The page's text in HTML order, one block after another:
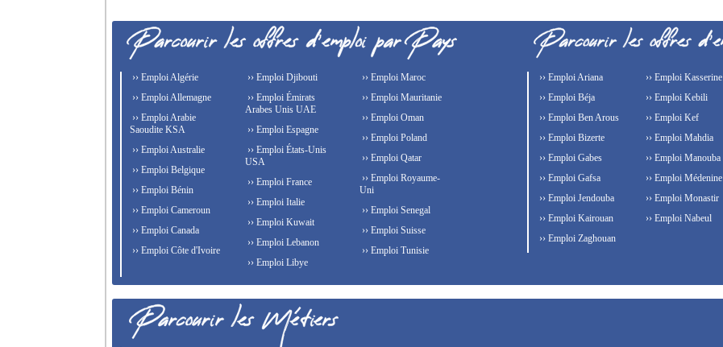
›› Emploi Algérie
›› Emploi Allemagne
›› Emploi Arabie
Saoudite KSA
›› Emploi Australie
›› Emploi Belgique
›› Emploi Bénin
›› Emploi Cameroun
›› Emploi Canada
›› Emploi Côte d'Ivoire
›› Emploi Djibouti
›› Emploi Émirats
Arabes Unis UAE
›› Emploi Espagne
›› Emploi États-Unis
USA
›› Emploi France
›› Emploi Italie
›› Emploi Kuwait
›› Emploi Lebanon
›› Emploi Libye
›› Emploi Maroc
›› Emploi Mauritanie
›› Emploi Oman
›› Emploi Poland
›› Emploi Qatar
›› Emploi Royaume-
Uni
›› Emploi Senegal
›› Emploi Suisse
›› Emploi Tunisie
›› Emploi Ariana
›› Emploi Béja
›› Emploi Ben Arous
›› Emploi Bizerte
›› Emploi Gabes
›› Emploi Gafsa
›› Emploi Jendouba
›› Emploi Kairouan
›› Emploi Kasserine
›› Emploi Kebili
›› Emploi Kef
›› Emploi Mahdia
›› Emploi Manouba
›› Emploi Médenine
›› Emploi Monastir
›› Emploi Nabeul
›› Emploi Zaghouan